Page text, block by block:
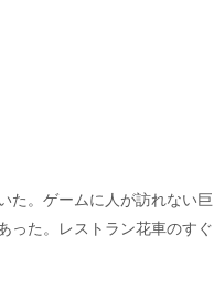
た。ゲームに人が訪れない巨
った。レストラン花車のすぐ